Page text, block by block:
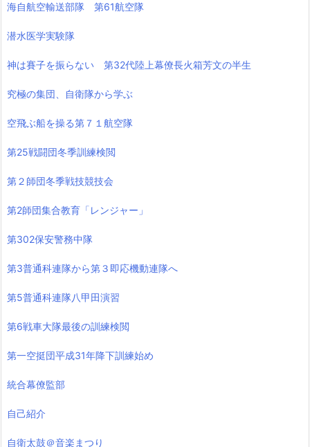
海自航空輸送部隊 第61航空隊
潜水医学実験隊
神は賽子を振らない 第32代陸上幕僚長火箱芳文の半生
究極の集団、自衛隊から学ぶ
空飛ぶ船を操る第７１航空隊
第25戦闘団冬季訓練検閲
第２師団冬季戦技競技会
第2師団集合教育「レンジャー」
第302保安警務中隊
第3普通科連隊から第３即応機動連隊へ
第5普通科連隊八甲田演習
第6戦車大隊最後の訓練検閲
第一空挺団平成31年降下訓練始め
統合幕僚監部
自己紹介
自衛太鼓＠音楽まつり